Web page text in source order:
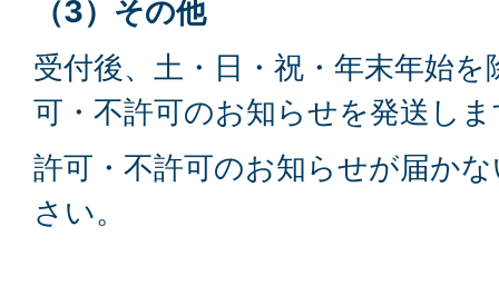
（3）その他
受付後、土・日・祝・年末年始
可・不許可のお知らせを発送し
許可・不許可のお知らせが届か
さい。